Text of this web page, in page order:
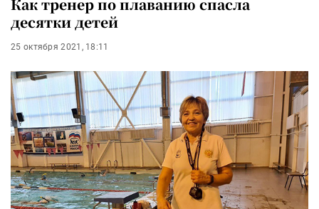
Как тренер по плаванию спасла
десятки детей
25 октября 2021, 18:11